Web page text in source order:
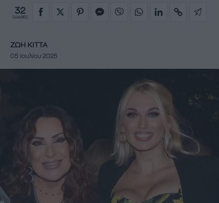
32
SHARES
ΖΩΗ ΚΙΤΤΑ
05 Ιουλίου 2025